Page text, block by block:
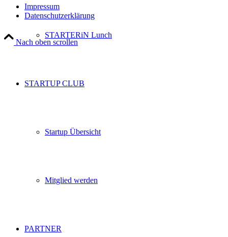
STARTERiN Lunch
STARTUP CLUB
Startup Übersicht
Mitglied werden
PARTNER
Impressum
Datenschutzerklärung
Nach oben scrollen